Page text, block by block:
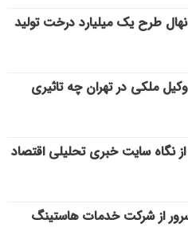
نهال طرح یک میلیارد درخت تولید
ملکی در تهران چه تاثیری
از نگاه سایت خبری تحلیلی اقتصاد
از شرکت خدمات هاستینگ